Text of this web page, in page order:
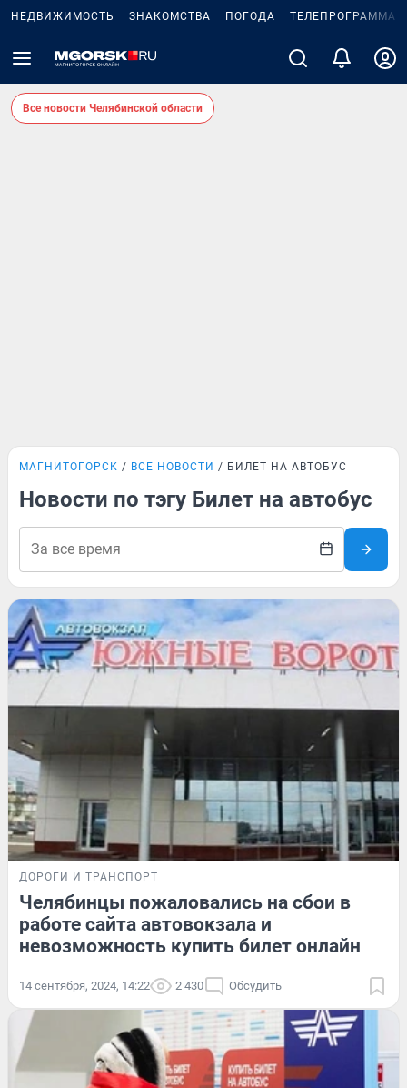
НЕДВИЖИМОСТЬ ЗНАКОМСТВА ПОГОДА ТЕЛЕПРОГРАММА
Все новости Челябинской области
МАГНИТОГОРСК ВСЕ НОВОСТИ БИЛЕТ НА АВТОБУС
Новости по тэгу Билет на автобус
ДОРОГИ И ТРАНСПОРТ
Челябинцы пожаловались на сбои в
работе сайта автовокзала и
невозможность купить билет онлайн
14 сентября, 2024, 14:22 2 430 Обсудить